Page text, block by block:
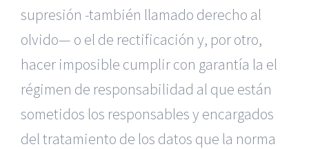
supresión -también llamado derecho al
olvido— o el de rectificación y, por otro,
hacer imposible cumplir con garantía la el
régimen de responsabilidad al que están
sometidos los responsables y encargados
del tratamiento de los datos que la norma